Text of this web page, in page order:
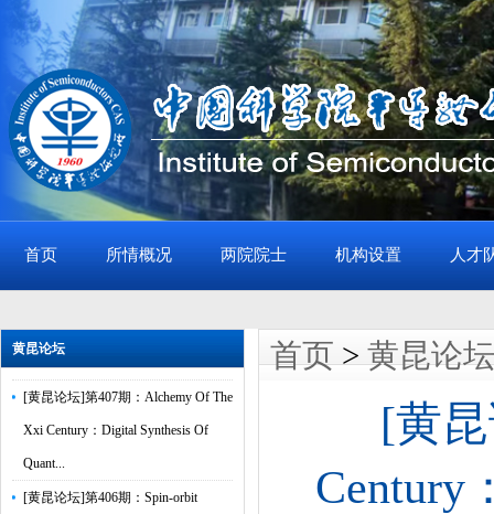
首页 所情概况 两院院士 机构设置 人才
黄昆论坛
[黄昆论坛]第408期：Cavity Control
Materials
[黄昆论坛]第407期：Alchemy Of The
Xxi Century：Digital Synthesis Of
Quant...
[黄昆论坛]第406期：Spin-orbit
首页>黄昆论坛
[黄
Century